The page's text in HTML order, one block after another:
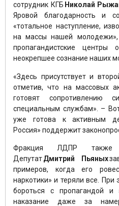
сотрудник КГБ Николай
Яровой благодарность и
«тотальное наступление,
на массы нашей молодежи»,
пропагандистские центры
неокрепшее сознание наших
«Здесь присутствует и
отметив, что на массовых
готовят
специальным службам». –
уже готова к активным
Россия» поддержит
Фракция ЛДПР также
ДепутатДмитрий Пьяных
примеров, когда его
наркотики» и теряли все.
бороться с пропагандой и
наказание даже за